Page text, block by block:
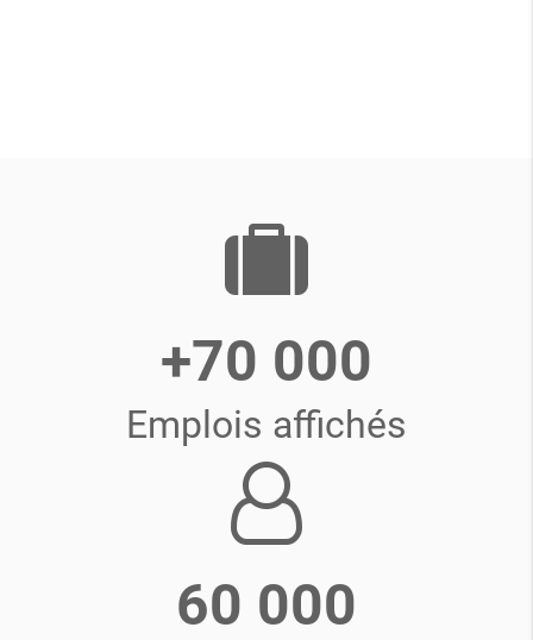
+70 000
Emplois affichés
60 000